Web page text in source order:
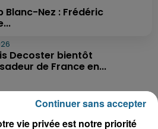
Blanc-Nez : Frédéric
Decoster bientôt
de France en...
fille de sept ans sauvée de
vie privée est notre priorité
Continuer sans accepter